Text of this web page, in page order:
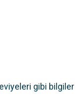
gibi bilgiler